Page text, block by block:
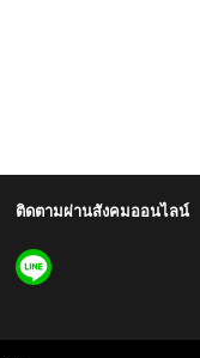
ติดตามผ่านสังคมออนไลน์